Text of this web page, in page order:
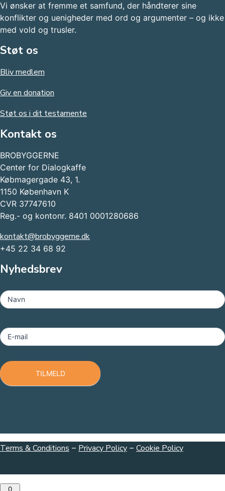
Vi ønsker at fremme et samfund, der håndterer sine
konflikter og uenigheder med ord og argumenter – og ikke
med vold og trusler.​
Støt os
Bliv medlem
Giv en donation
Støt os i dit testamente
Kontakt os
BROBYGGERNE
Center for Dialogkaffe
Købmagergade 43, 1.
1150 København K
CVR 37747610
Reg.- og kontonr. 8401 0001280686
kontakt@brobyggerne.dk
+45 22 34 68 92
Nyhedsbrev
-
Footer
Navn
E-mail
TILMELD
Terms & Conditions – Privacy Policy – Cookie Policy
0